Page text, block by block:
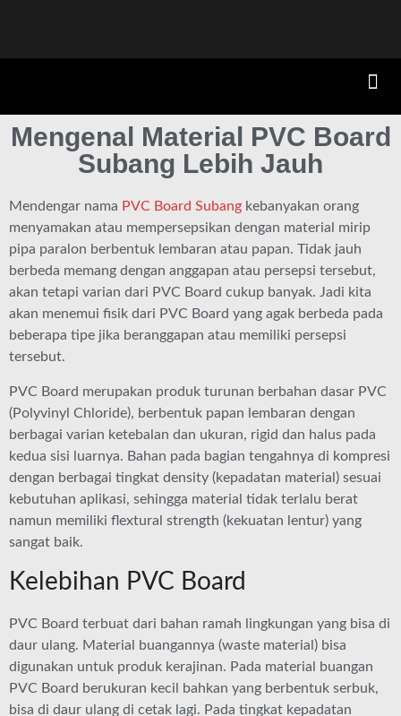
Mengenal Material PVC Board
Subang Lebih Jauh
Mendengar nama PVC Board Subang kebanyakan orang
menyamakan atau mempersepsikan dengan material mirip
pipa paralon berbentuk lembaran atau papan. Tidak jauh
berbeda memang dengan anggapan atau persepsi tersebut,
akan tetapi varian dari PVC Board cukup banyak. Jadi kita
akan menemui fisik dari PVC Board yang agak berbeda pada
beberapa tipe jika beranggapan atau memiliki persepsi
tersebut.
PVC Board merupakan produk turunan berbahan dasar PVC
(Polyvinyl Chloride), berbentuk papan lembaran dengan
berbagai varian ketebalan dan ukuran, rigid dan halus pada
kedua sisi luarnya. Bahan pada bagian tengahnya di kompresi
dengan berbagai tingkat density (kepadatan material) sesuai
kebutuhan aplikasi, sehingga material tidak terlalu berat
namun memiliki flextural strength (kekuatan lentur) yang
sangat baik.
Kelebihan PVC Board
PVC Board terbuat dari bahan ramah lingkungan yang bisa di
daur ulang. Material buangannya (waste material) bisa
digunakan untuk produk kerajinan. Pada material buangan
PVC Board berukuran kecil bahkan yang berbentuk serbuk,
bisa di daur ulang di cetak lagi. Pada tingkat kepadatan